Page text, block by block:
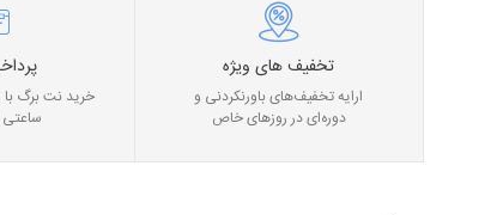
تخفیف های ویژه
ارایه تخفیف‌های باورنکردنی و
دوره‌ای در روز‌های خاص
خرید نت برگ با
ساعتی